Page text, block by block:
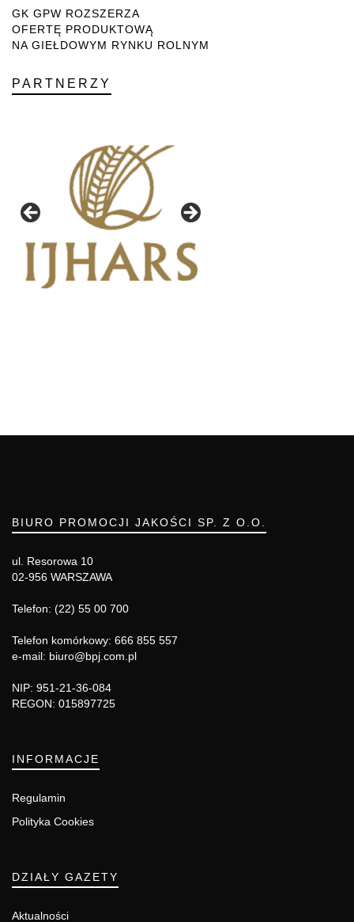
GK GPW ROZSZERZA
OFERTĘ PRODUKTOWĄ
NA GIEŁDOWYM RYNKU ROLNYM
PARTNERZY
BIURO PROMOCJI JAKOŚCI SP. Z O.O.
ul. Resorowa 10
02-956 WARSZAWA
Telefon: (22) 55 00 700
Telefon komórkowy: 666 855 557
e-mail: biuro@bpj.com.pl
NIP: 951-21-36-084
REGON: 015897725
INFORMACJE
Regulamin
Polityka Cookies
DZIAŁY GAZETY
Aktualności